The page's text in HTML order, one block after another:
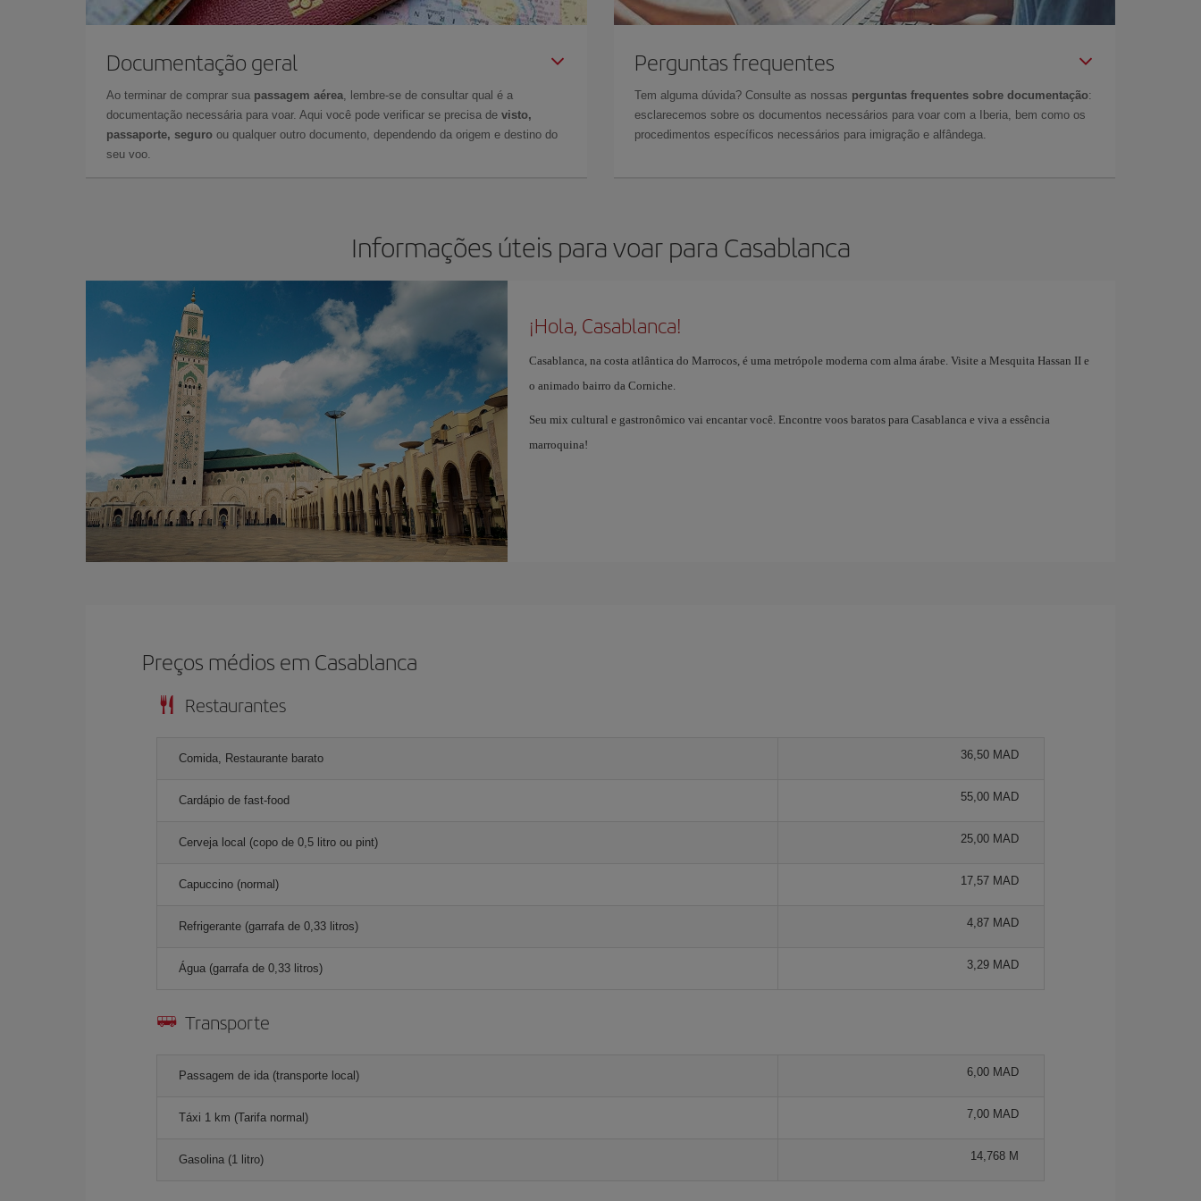
Documentação geral
Ao terminar de comprar sua passagem aérea, lembre-se de consultar qual é a
documentação necessária para voar. Aqui você pode verificar se precisa de visto,
passaporte, seguro ou qualquer outro documento, dependendo da origem e destino do
seu voo.
Perguntas frequentes
Tem alguma dúvida? Consulte as nossas perguntas frequentes sobre documentação:
esclarecemos sobre os documentos necessários para voar com a Iberia, bem como os
procedimentos específicos necessários para imigração e alfândega.
Informações úteis para voar para Casablanca
¡Hola, Casablanca!
Casablanca, na costa atlântica do Marrocos, é uma metrópole moderna com alma árabe. Visite a Mesquita Hassan II e
o animado bairro da Corniche.
Seu mix cultural e gastronômico vai encantar você. Encontre voos baratos para Casablanca e viva a essência
marroquina!
Preços médios em Casablanca
Restaurantes
Comida, Restaurante barato 36,50 MAD
Cardápio de fast-food 55,00 MAD
Cerveja local (copo de 0,5 litro ou pint) 25,00 MAD
Capuccino (normal) 17,57 MAD
Refrigerante (garrafa de 0,33 litros) 4,87 MAD
Água (garrafa de 0,33 litros) 3,29 MAD
Transporte
Passagem de ida (transporte local) 6,00 MAD
Táxi 1 km (Tarifa normal) 7,00 MAD
Gasolina (1 litro) 14,768 M